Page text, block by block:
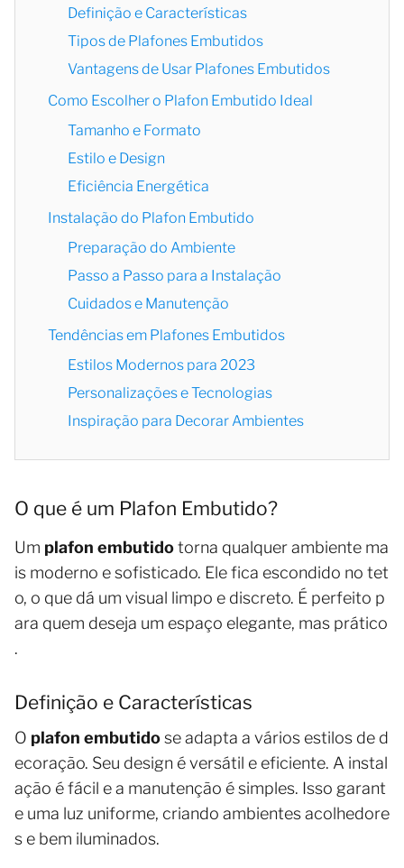
Definição e Características
Tipos de Plafones Embutidos
Vantagens de Usar Plafones Embutidos
Como Escolher o Plafon Embutido Ideal
Tamanho e Formato
Estilo e Design
Eficiência Energética
Instalação do Plafon Embutido
Preparação do Ambiente
Passo a Passo para a Instalação
Cuidados e Manutenção
Tendências em Plafones Embutidos
Estilos Modernos para 2023
Personalizações e Tecnologias
Inspiração para Decorar Ambientes
O que é um Plafon Embutido?
Um plafon embutidotorna qualquer ambiente ma
is moderno e sofisticado. Ele fica escondido no tet
o, o que dá um visual limpo e discreto. É perfeito p
ara quem deseja um espaço elegante, mas prático
.
Definição e Características
O plafon embutidose adapta a vários estilos de d
ecoração. Seu design é versátil e eficiente. A instal
ação é fácil e a manutenção é simples. Isso garant
e uma luz uniforme, criando ambientes acolhedore
s e bem iluminados.